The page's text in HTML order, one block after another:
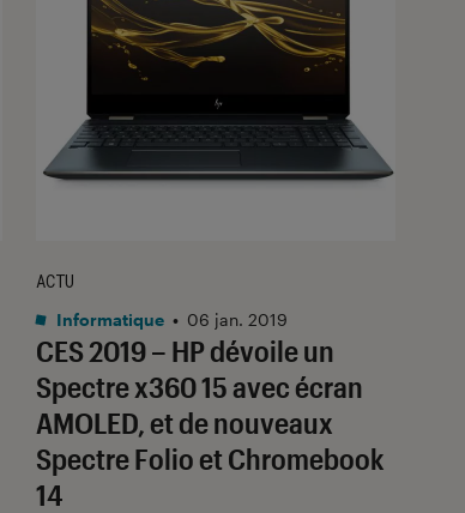
CES 2019 – HP dévoile un
Spectre x360 15 avec écran
AMOLED, et de nouveaux
Spectre Folio et Chromebook
14
ACTU
Informatique • 06 jan. 2019